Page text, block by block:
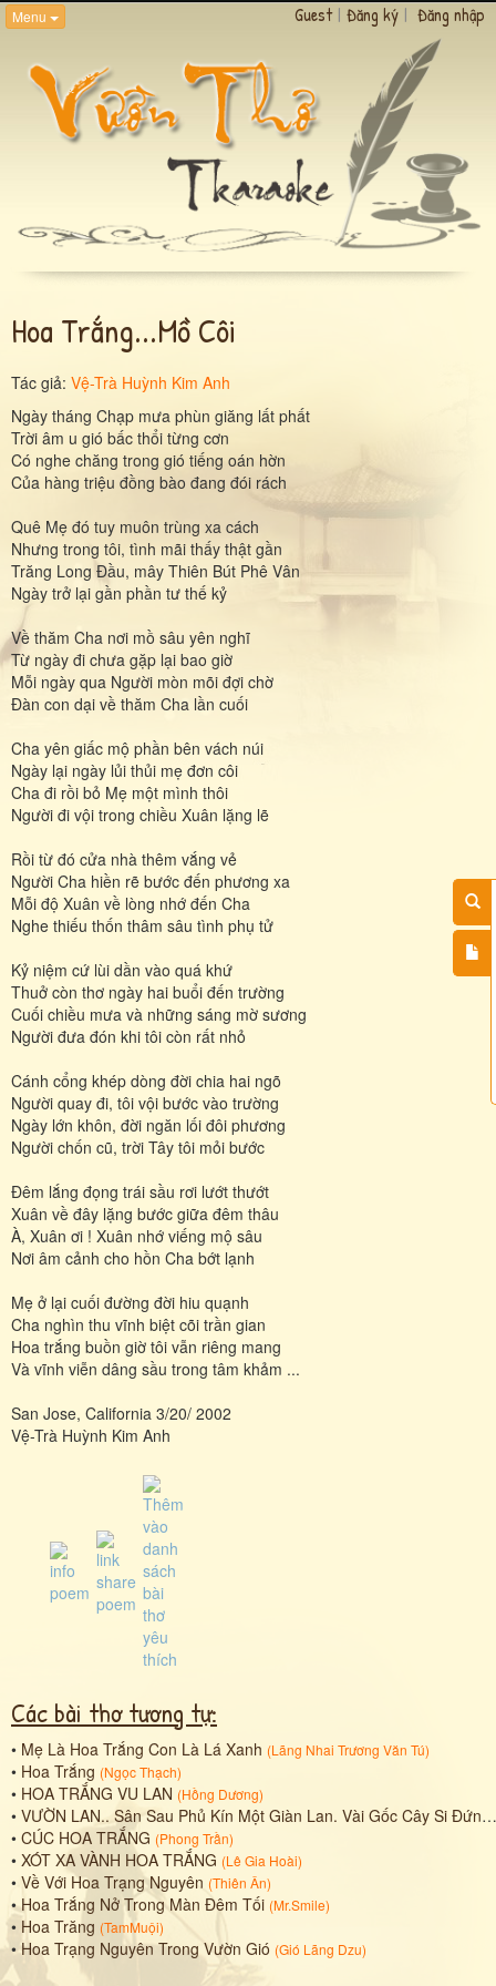
Menu Guest | Đăng ký | Đăng nhập
Hoa Trắng...mồ Côi
Tác giả: Vệ-Trà Huỳnh Kim Anh
Ngày tháng Chạp mưa phùn giăng lất phất
Trời âm u gió bấc thổi từng cơn
Có nghe chăng trong gió tiếng oán hờn
Của hàng triệu đồng bào đang đói rách
Quê Mẹ đó tuy muôn trùng xa cách
Nhưng trong tôi, tình mãi thấy thật gần
Trăng Long Đầu, mây Thiên Bút Phê Vân
Ngày trở lại gần phần tư thế kỷ
Về thăm Cha nơi mồ sâu yên nghĩ
Từ ngày đi chưa gặp lại bao giờ
Mỗi ngày qua Người mòn mõi đợi chờ
Đàn con dại về thăm Cha lần cuối
Cha yên giấc mộ phần bên vách núi
Ngày lại ngày lủi thủi mẹ đơn côi
Cha đi rồi bỏ Mẹ một mình thôi
Người đi vội trong chiều Xuân lặng lẽ
Rồi từ đó cửa nhà thêm vắng vẻ
Người Cha hiền rẽ bước đến phương xa
Mỗi độ Xuân về lòng nhớ đến Cha
Nghe thiếu thốn thâm sâu tình phụ tử
Kỷ niệm cứ lùi dần vào quá khứ
Thuở còn thơ ngày hai buổi đến trường
Cuối chiều mưa và những sáng mờ sương
Người đưa đón khi tôi còn rất nhỏ
Cánh cổng khép dòng đời chia hai ngõ
Người quay đi, tôi vội bước vào trường
Ngày lớn khôn, đời ngăn lối đôi phương
Người chốn cũ, trời Tây tôi mỏi bước
Đêm lắng đọng trái sầu rơi lướt thướt
Xuân về đây lặng bước giữa đêm thâu
À, Xuân ơi ! Xuân nhớ viếng mộ sâu
Nơi âm cảnh cho hồn Cha bớt lạnh
Mẹ ở lại cuối đường đời hiu quạnh
Cha nghìn thu vĩnh biệt cõi trần gian
Hoa trắng buồn giờ tôi vẫn riêng mang
Và vĩnh viễn dâng sầu trong tâm khảm ...
San Jose, California 3/20/ 2002
Vệ-Trà Huỳnh Kim Anh
Các bài thơ tương tự:
• Mẹ Là Hoa Trắng Con Là Lá Xanh (Lãng Nhai Trương Văn Tú)
• Hoa Trắng (Ngọc Thạch)
• HOA TRẮNG VU LAN (Hồng Dương)
• VƯỜN LAN.. Sân Sau Phủ Kín Một Giàn Lan. Vài Gốc Cây Si Đứng Thẳng Hàng. Hoa Trắng Hoa Hồng Thôi Đủ Cả. Hoa Xanh Hoa Đỏ Cả Hoa Vàng. Bầy Ong Chao Luyện Cùng Lao Tới.. Lũ Bướm Vờn Bay Cũng Kéo Sang. C
• CÚC HOA TRẮNG (Phong Trần)
• XÓT XA VÀNH HOA TRẮNG (Lê Gia Hoài)
• Về Với Hoa Trạng Nguyên (Thiên Ân)
•Hoa Trắng Nở Trong Màn Đêm Tối (Mr.Smile)
• Hoa Trăng (TamMuội)
•Hoa Trạng Nguyên Trong Vườn Gió (Gió Lãng Dzu)